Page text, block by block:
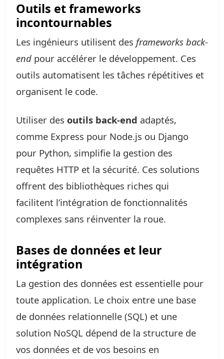
Outils et frameworks
incontournables
Les ingénieurs utilisent des frameworks back-
end pour accélérer le développement. Ces
outils automatisent les tâches répétitives et
organisent le code.
Utiliser des outils back-end adaptés,
comme Express pour Node.js ou Django
pour Python, simplifie la gestion des
requêtes HTTP et la sécurité. Ces solutions
offrent des bibliothèques riches qui
facilitent l’intégration de fonctionnalités
complexes sans réinventer la roue.
Bases de données et leur
intégration
La gestion des données est essentielle pour
toute application. Le choix entre une base
de données relationnelle (SQL) et une
solution NoSQL dépend de la structure de
vos données et de vos besoins en